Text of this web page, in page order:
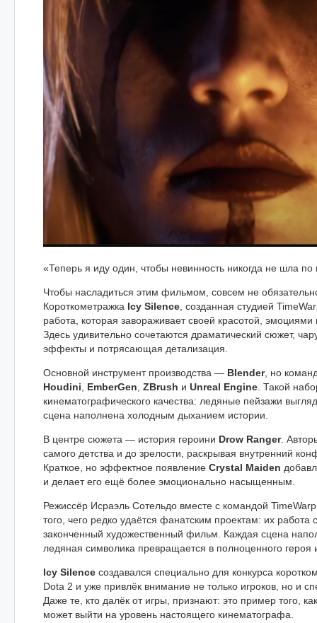
«Теперь я иду один, чтобы невинность никогда не шла
Чтобы насладиться этим фильмом, совсем не
Короткометражка Icy Silence , созданная студией
работа, которая завораживает своей красотой,
Здесь удивительно сочетаются драматический сюжет,
эффекты и потрясающая детализация.
Основной инструмент производства — Blender, но
Houdini
EmberGen ZBrush и Unreal Engine . Такой
кинематографического качества: ледяные пейзажи
сцена наполнена холодным дыханием истории.
В центре сюжета — история героини Drow Ranger.
самого детства и до зрелости, раскрывая внутренний
Краткое, но эффектное появление Crystal Maiden
и делает его ещё более эмоционально насыщенным.
Режиссёр Исраэль Сотельдо вместе с командой
того, чего редко удаётся фанатским проектам: их работа
законченный художественный фильм. Каждая сцена
ледяная символика превращается в полноценного героя
Icy Silence создавался специально для конкурса
Dota 2 и уже привлёк внимание не только игроков, но и
Даже те, кто далёк от игры, признают: это пример того,
может выйти на уровень настоящего кинематографа.